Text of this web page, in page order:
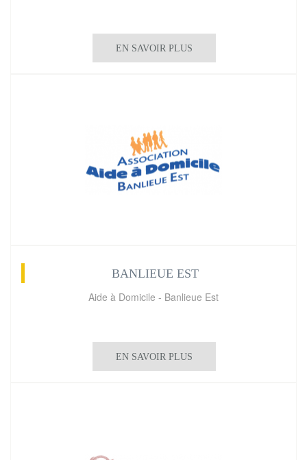
EN SAVOIR PLUS
BANLIEUE EST
Aide à Domicile - Banlieue Est
EN SAVOIR PLUS